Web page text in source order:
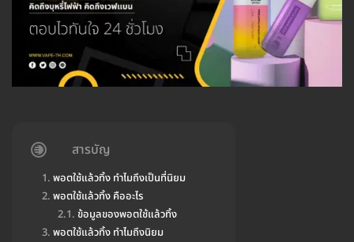
สารบัญ
พอตใช้แล้วทิ้ง ทำไมถึงเป็นที่นิยม
พอตใช้แล้วทิ้ง คืออะไร
ข้อมูลของพอตใช้แล้วทิ้ง
พอตใช้แล้วทิ้ง ทำไมถึงนิยม